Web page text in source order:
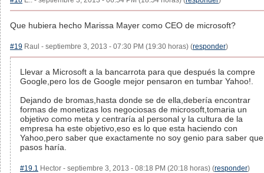
Que hubiera hecho Marissa Mayer como CEO de microsoft?
#19 Raul - septiembre 3, 2013 - 07:30 PM (19:30 horas) (responder)
Llevar a Microsoft a la bancarrota para que después la compre
Google,pero los de Google mejor pensaron en tumbar Yahoo!.
Dejando de bromas,hasta donde se de ella,debería encontrar
formas de monetizas los negociosas de microsoft,tomaria un
objetivo como meta y centraría al personal y la cultura de la
empresa ha este objetivo,eso es lo que esta haciendo con
Yahoo,pero saber que exactamente no soy genio para saber que
pasos haría.
#19.1 Hector - septiembre 3, 2013 - 08:18 PM (20:18 horas) (responder)